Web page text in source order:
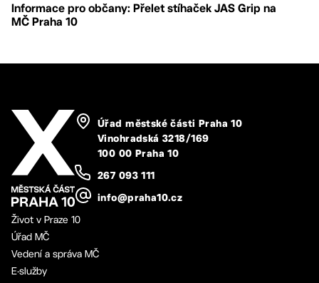
Informace pro občany: Přelet stíhaček JAS Grip na
MČ Praha 10
Úřad městské části Praha 10
Vinohradská 3218/169
100 00 Praha 10
267 093 111
info@praha10.cz
Život v Praze 10
Úřad MČ
Vedení a správa MČ
E-služby